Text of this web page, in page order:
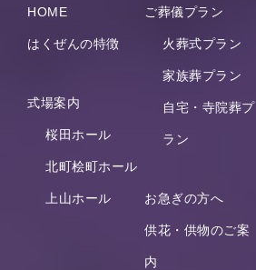
HOME
はくぜんの特徴
式場案内
桜田ホール
北町桧町ホール
上山ホール
ご葬儀プラン
火葬式プラン
家族葬プラン
自宅・寺院葬プ
ラン
お急ぎの方へ
供花・供物のご案
内